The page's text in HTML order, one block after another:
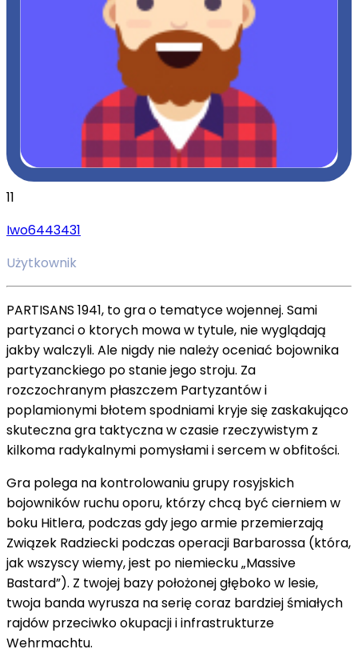
11
Iwo6443431
Użytkownik
PARTISANS 1941, to gra o tematyce wojennej. Sami
partyzanci o ktorych mowa w tytule, nie wyglądają
jakby walczyli. Ale nigdy nie należy oceniać bojownika
partyzanckiego po stanie jego stroju. Za
rozczochranym płaszczem Partyzantów i
poplamionymi błotem spodniami kryje się zaskakująco
skuteczna gra taktyczna w czasie rzeczywistym z
kilkoma radykalnymi pomysłami i sercem w obfitości.
Gra polega na kontrolowaniu grupy rosyjskich
bojowników ruchu oporu, którzy chcą być cierniem w
boku Hitlera, podczas gdy jego armie przemierzają
Związek Radziecki podczas operacji Barbarossa (która,
jak wszyscy wiemy, jest po niemiecku „Massive
Bastard”). Z twojej bazy położonej głęboko w lesie,
twoja banda wyrusza na serię coraz bardziej śmiałych
rajdów przeciwko okupacji i infrastrukturze
Wehrmachtu.